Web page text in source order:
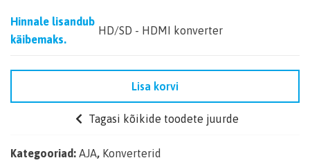
Hinnale lisandub
käibemaks.
HD/SD - HDMI konverter
Lisa korvi
Tagasi kõikide toodete juurde
Kategooriad: AJA, Konverterid